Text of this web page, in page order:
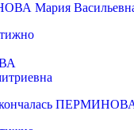
Мария